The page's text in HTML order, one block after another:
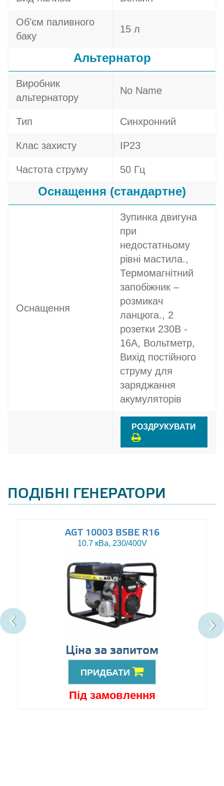
Об'єм паливного
баку
15 л
Альтернатор
Виробник
альтернатору
No Name
Тип Синхронний
Клас захисту IP23
Частота струму 50 Гц
Оснащення (стандартне)
Оснащення
Зупинка двигуна
при
недостатньому
рівні мастила.,
Термомагнітний
запобіжник –
розмикач
ланцюга., 2
розетки 230В -
16A, Вольтметр,
Вихід постійного
струму для
заряджання
акумуляторів
РОЗДРУКУВАТИ
ПОДІБНІ ГЕНЕРАТОРИ
AGT 10003 BSBE R16
10.7 кВа, 230/400V
Ціна за запитом
ПРИДБАТИ
Під замовлення